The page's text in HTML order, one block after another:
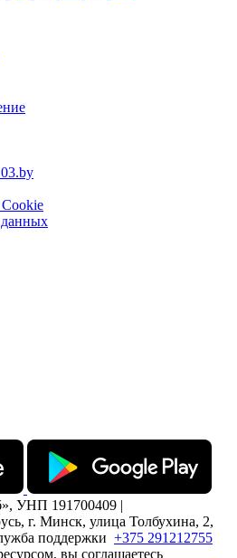
УНП 191700409 |
г. Минск, улица Толбухина, 2,
поддержки +375 291212755
вы соглашаетесь